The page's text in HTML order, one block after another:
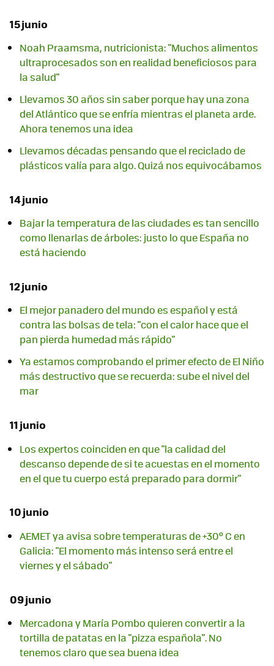
15 junio
Noah Praamsma, nutricionista: "Muchos alimentos
ultraprocesados son en realidad beneficiosos para
la salud"
Llevamos 30 años sin saber porque hay una zona
del Atlántico que se enfría mientras el planeta arde.
Ahora tenemos una idea
Llevamos décadas pensando que el reciclado de
plásticos valía para algo. Quizá nos equivocábamos
14 junio
Bajar la temperatura de las ciudades es tan sencillo
como llenarlas de árboles: justo lo que España no
está haciendo
12 junio
El mejor panadero del mundo es español y está
contra las bolsas de tela: "con el calor hace que el
pan pierda humedad más rápido"
Ya estamos comprobando el primer efecto de El Niño
más destructivo que se recuerda: sube el nivel del
mar
11 junio
Los expertos coinciden en que "la calidad del
descanso depende de si te acuestas en el momento
en el que tu cuerpo está preparado para dormir"
10 junio
AEMET ya avisa sobre temperaturas de +30º C en
Galicia: "El momento más intenso será entre el
viernes y el sábado"
09 junio
Mercadona y María Pombo quieren convertir a la
tortilla de patatas en la "pizza española". No
tenemos claro que sea buena idea